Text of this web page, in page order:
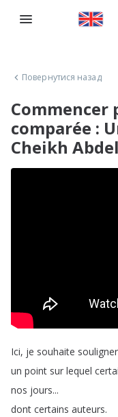
Повернутися назад
Commencer
comparée :
Cheikh
Ici, je souhaite souligner
un point sur lequel
nos jours...
dont certains auteurs.